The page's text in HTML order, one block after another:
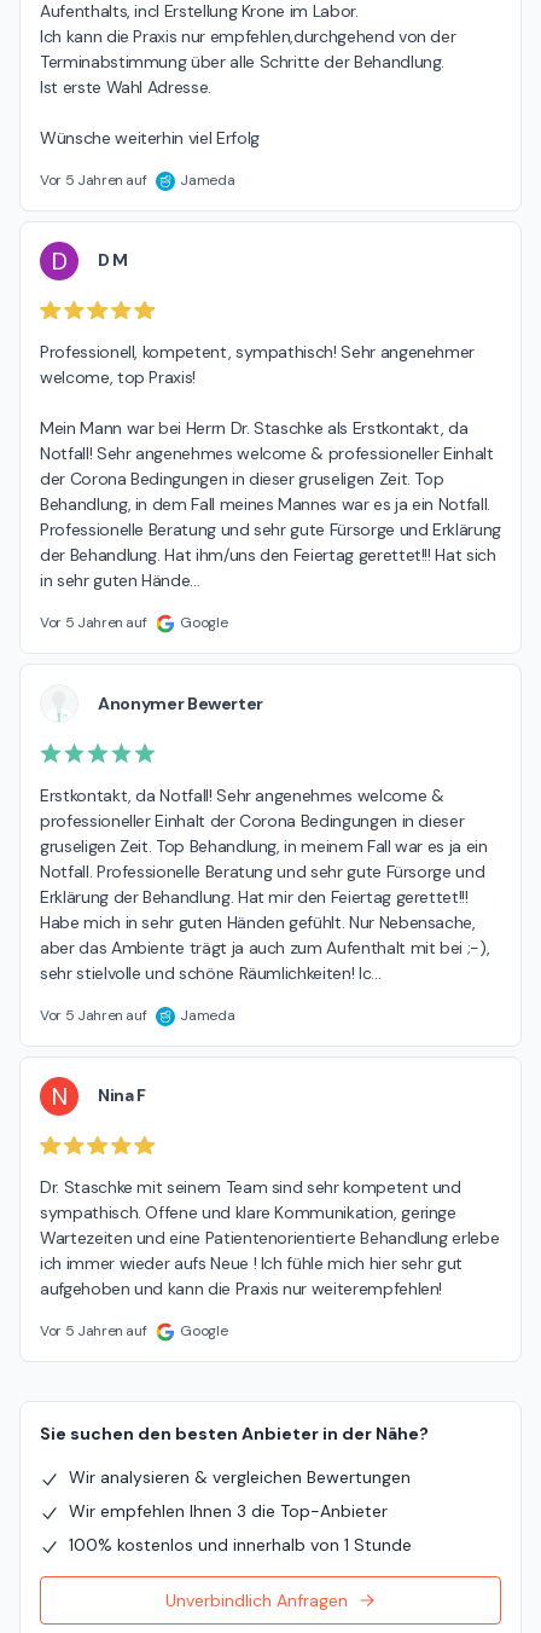
Aufenthalts, incl Erstellung Krone im Labor.
Ich kann die Praxis nur empfehlen,durchgehend von der
Terminabstimmung über alle Schritte der Behandlung.
Ist erste Wahl Adresse.
Wünsche weiterhin viel Erfolg
Vor 5 Jahren auf Jameda
D D M
Professionell, kompetent, sympathisch! Sehr angenehmer
welcome, top Praxis!
Mein Mann war bei Herrn Dr. Staschke als Erstkontakt, da
Notfall! Sehr angenehmes welcome & professioneller Einhalt
der Corona Bedingungen in dieser gruseligen Zeit. Top
Behandlung, in dem Fall meines Mannes war es ja ein Notfall.
Professionelle Beratung und sehr gute Fürsorge und Erklärung
der Behandlung. Hat ihm/uns den Feiertag gerettet!!! Hat sich
in sehr guten Hände…
Vor 5 Jahren auf Google
Anonymer Bewerter
Erstkontakt, da Notfall! Sehr angenehmes welcome &
professioneller Einhalt der Corona Bedingungen in dieser
gruseligen Zeit. Top Behandlung, in meinem Fall war es ja ein
Notfall. Professionelle Beratung und sehr gute Fürsorge und
Erklärung der Behandlung. Hat mir den Feiertag gerettet!!!
Habe mich in sehr guten Händen gefühlt. Nur Nebensache,
aber das Ambiente trägt ja auch zum Aufenthalt mit bei ;-),
sehr stielvolle und schöne Räumlichkeiten! Ic…
Vor 5 Jahren auf Jameda
N Nina F
Dr. Staschke mit seinem Team sind sehr kompetent und
sympathisch. Offene und klare Kommunikation, geringe
Wartezeiten und eine Patientenorientierte Behandlung erlebe
ich immer wieder aufs Neue ! Ich fühle mich hier sehr gut
aufgehoben und kann die Praxis nur weiterempfehlen!
Vor 5 Jahren auf Google
Sie suchen den besten Anbieter in der Nähe?
Wir analysieren & vergleichen Bewertungen
Wir empfehlen Ihnen 3 die Top-Anbieter
100% kostenlos und innerhalb von 1 Stunde
Unverbindlich Anfragen